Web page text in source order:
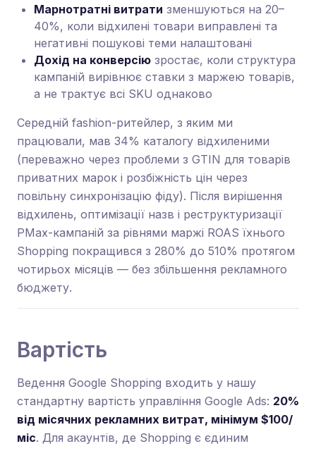
Марнотратні витрати зменшуються на 20–
40%, коли відхилені товари виправлені та
негативні пошукові теми налаштовані
Дохід на конверсію зростає, коли структура
кампаній вирівнює ставки з маржею товарів,
а не трактує всі SKU однаково
Середній fashion-ритейлер, з яким ми
працювали, мав 34% каталогу відхиленими
(переважно через проблеми з GTIN для товарів
приватних марок і розбіжність цін через
повільну синхронізацію фіду). Після вирішення
відхилень, оптимізації назв і реструктуризації
PMax-кампаній за рівнями маржі ROAS їхнього
Shopping покращився з 280% до 510% протягом
чотирьох місяців — без збільшення рекламного
бюджету.
Вартість
Ведення Google Shopping входить у нашу
стандартну вартість управління Google Ads: 20%
від місячних рекламних витрат, мінімум $100/
міс. Для акаунтів, де Shopping є єдиним